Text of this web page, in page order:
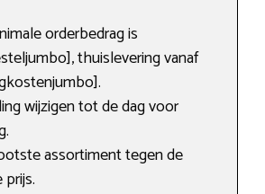
orderbedrag is
thuislevering vanaf
wijzigen tot de dag voor
assortiment tegen de